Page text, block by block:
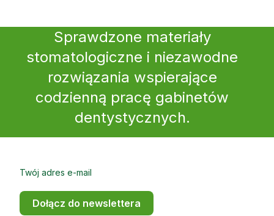
Sprawdzone materiały
stomatologiczne i niezawodne
rozwiązania wspierające
codzienną pracę gabinetów
dentystycznych.
Twój adres e-mail
Dołącz do newslettera